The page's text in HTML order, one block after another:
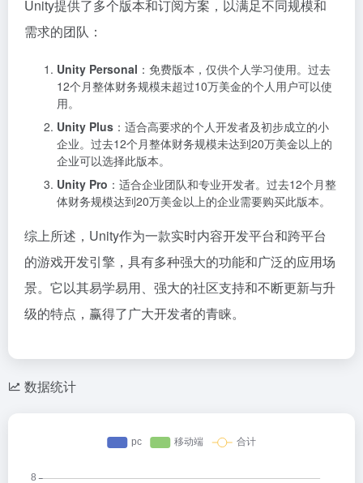
Unity提供了多个版本和订阅方案，以满足不同规模和
需求的团队：
Unity Personal ：免费版本，仅供个人学习使用。过去
12个月整体财务规模未超过10万美金的个人用户可以使
用。
Unity Plus ：适合高要求的个人开发者及初步成立的小
企业。过去12个月整体财务规模未达到20万美金以上的
企业可以选择此版本。
Unity Pro ：适合企业团队和专业开发者。过去12个月整
体财务规模达到20万美金以上的企业需要购买此版本。
综上所述，Unity作为一款实时内容开发平台和跨平台
的游戏开发引擎，具有多种强大的功能和广泛的应用场
景。它以其易学易用、强大的社区支持和不断更新与升
级的特点，赢得了广大开发者的青睐。
数据统计